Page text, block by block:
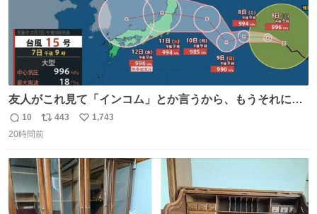
友人がこれ見て「インコム」とか言うから、もうそれにし
か見えなくなっちゃった。
返
信
10
リ
ポ
ト
数
443
い
数
1,743
20時間前